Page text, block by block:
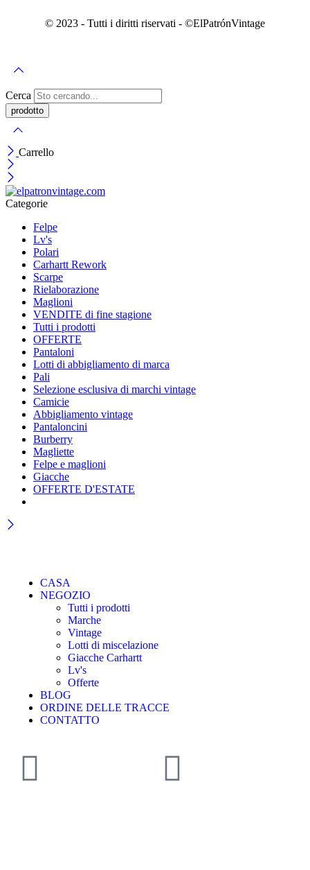
© 2023 - Tutti i diritti riservati - ©️ElPatrónVintage
Cerca
Carrello
Categorie
Felpe
Lv's
Polari
Carhartt Rework
Scarpe
Rielaborazione
Maglioni
VENDITE di fine stagione
Tutti i prodotti
OFFERTE
Pantaloni
Lotti di abbigliamento di marca
Pali
Selezione esclusiva di marchi vintage
Camicie
Abbigliamento vintage
Pantaloncini
Burberry
Magliette
Felpe e maglioni
Giacche
OFFERTE D'ESTATE
CASA
NEGOZIO
Tutti i prodotti
Marche
Vintage
Lotti di miscelazione
Giacche Carhartt
Lv's
Offerte
BLOG
ORDINE DELLE TRACCE
CONTATTO